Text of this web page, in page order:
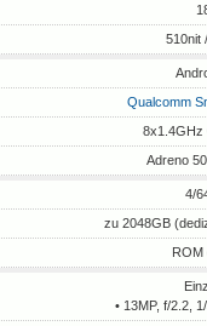
510nit
Qualcomm
8x1.4GHz
Adreno
4/
zu 2048GB
ROM
• 13MP, f/2.2,